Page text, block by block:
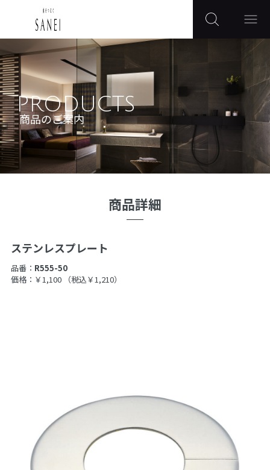
PRODUCTS
商品のご案内
商品詳細
ステンレスプレート
品番： R555-50
価格：￥1,100
（税込￥1,210）